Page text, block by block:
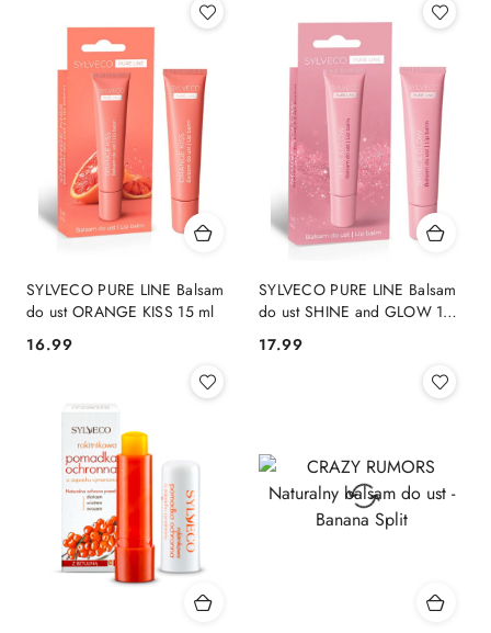
SYLVECO PURE LINE Balsam
do ust ORANGE KISS 15 ml
Cena:
16.99
SYLVECO PURE LINE Balsam
do ust SHINE and GLOW 15
Cena:
17.99